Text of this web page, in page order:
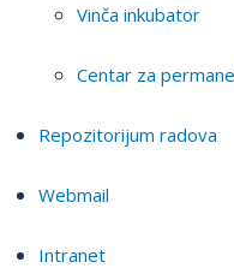
Vinča inkubator
Centar za
Repozitorijum radova
Webmail
Intranet